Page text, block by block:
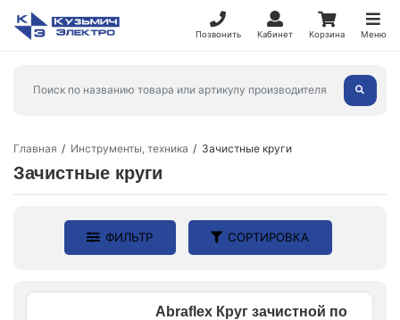
Позвонить Кабинет Корзина Меню
Главная Инструменты, техника Зачистные круги
Зачистные круги
ФИЛЬТР СОРТИРОВКА
Abraflex Круг зачистной по